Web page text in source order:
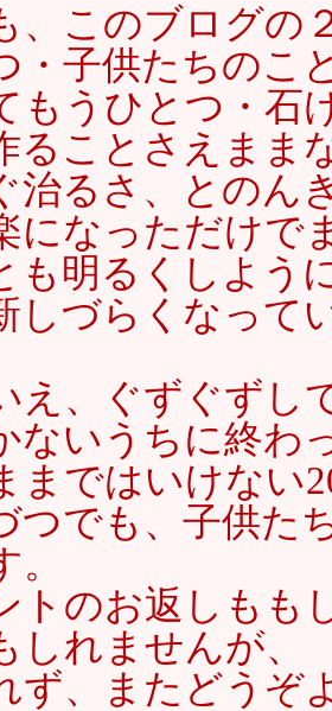
、このブログの
・子供たちのこ
もうひとつ・石
ることさえまま
治るさ、とのん
になっただけで
も明るくしよう
しづらくなって
え、ぐずぐずし
ないうちに終わ
まではいけない
つでも、子供た
トのお返しもも
しれませんが、
ず、またどうぞ